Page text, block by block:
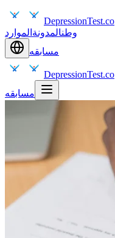
DepressionTest.co
وطنالمدونة الموارد
مسابقه
DepressionTest.co
مسابقه